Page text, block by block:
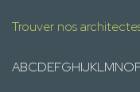
Trouver nos
ABCDEFGHIJKLMNO